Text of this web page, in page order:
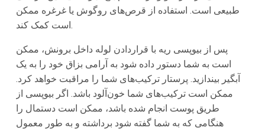
طبیعی است. استفاده از قرص‌های روگوش یا غرغره ممکن
است کمک کند.
پس از بیوپسی ریه با قراردادن لوله داخل برونش، ممکن
است به شما دستور داده شود به آرامی بزاق خود را به یک
آبگیر بیندازید. پرستار ترکیب‌های شما را مراقبت خواهد کرد.
ممکن است ترکیب‌های شما خون‌آلود باشد. اگر بیوپسی از
طریق پوست انجام شده باشد، ممکن است دستمال را
هنگامی که به شما گفته شود برداشته و به طور معمول